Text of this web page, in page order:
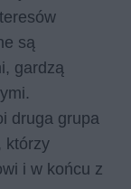
są
gardzą
druga grupa
którzy
i w końcu z